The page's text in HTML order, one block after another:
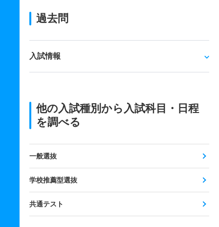
過去問
入試情報
他の入試種別から入試科目・日程
を調べる
一般選抜
学校推薦型選抜
共通テスト